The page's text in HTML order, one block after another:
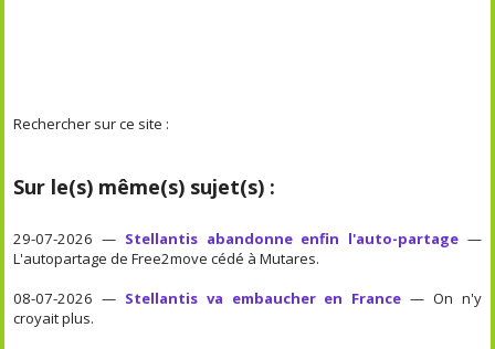
Rechercher sur ce site :
Sur le(s) même(s) sujet(s) :
29-07-2026 — Stellantis abandonne enfin l'auto-partage—
L'autopartage de Free2move cédé à Mutares.
08-07-2026 — Stellantis va embaucher en France — On n'y
croyait plus.